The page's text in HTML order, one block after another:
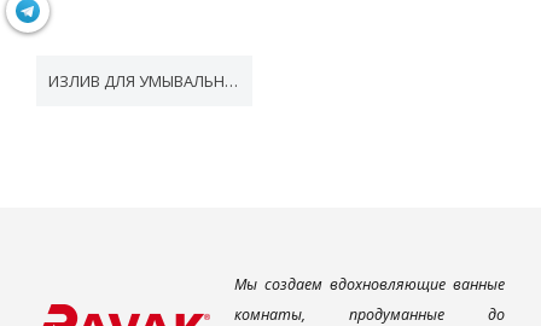
ИЗЛИВ ДЛЯ УМЫВАЛЬНИКА/ВАННЫ
Мы создаем вдохновляющие ванные
комнаты, продуманные до